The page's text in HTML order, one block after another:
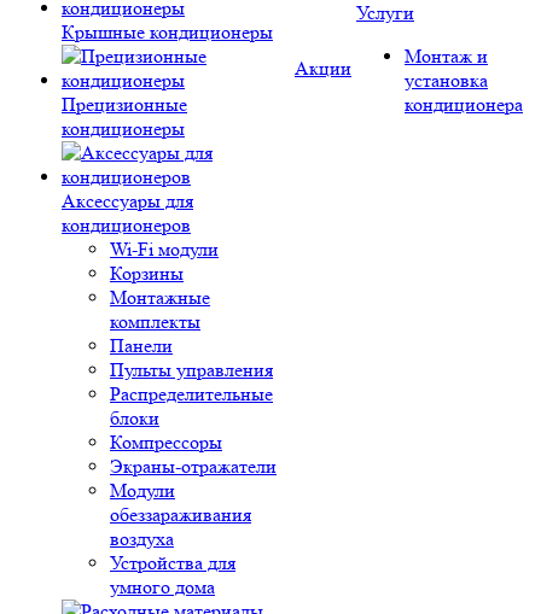
Крышные кондиционеры
Прецизионные
кондиционеры
Аксессуары для
кондиционеров
Wi-Fi модули
Корзины
Монтажные
комплекты
Панели
Пульты управления
Распределительные
блоки
Компрессоры
Экраны-отражатели
Модули
обеззараживания
воздуха
Устройства для
умного дома
Акции
Услуги
Монтаж и
установка
кондиционера